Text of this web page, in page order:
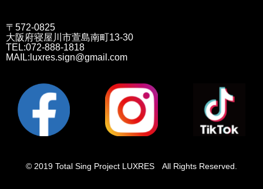
〒572-0825
大阪府寝屋川市萱島南町13-30
TEL:072-888-1818
MAIL:luxres.sign@gmail.com
© 2019 Total Sing Project LUXRES All Rights Reserved.